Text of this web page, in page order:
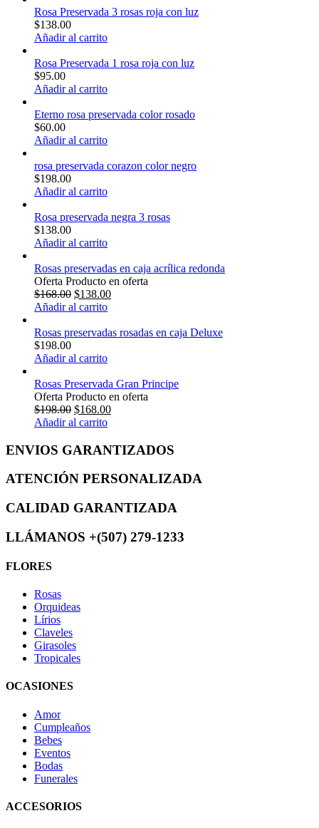
Rosa Preservada 3 rosas roja con luz
$138.00
Añadir al carrito
Rosa Preservada 1 rosa roja con luz
$95.00
Añadir al carrito
Eterno rosa preservada color rosado
$60.00
Añadir al carrito
rosa preservada corazon color negro
$198.00
Añadir al carrito
Rosa preservada negra 3 rosas
$138.00
Añadir al carrito
Rosas preservadas en caja acrílica redonda
Oferta Producto en oferta
$168.00 $138.00
Añadir al carrito
Rosas preservadas rosadas en caja Deluxe
$198.00
Añadir al carrito
Rosas Preservada Gran Principe
Oferta Producto en oferta
$198.00 $168.00
Añadir al carrito
ENVIOS GARANTIZADOS
ATENCIÓN PERSONALIZADA
CALIDAD GARANTIZADA
LLÁMANOS +(507) ️279-1233
FLORES
Rosas
Orquideas
Lírios
Claveles
Girasoles
Tropicales
OCASIONES
Amor
Cumpleaños
Bebes
Eventos
Bodas
Funerales
ACCESORIOS